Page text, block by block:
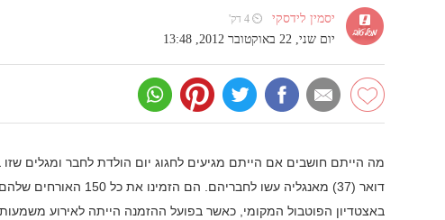
יסמין לידסקי ⏲ 4 דק'
יום שני, 22 באוקטובר 2012, 13:48
באצטדיון הפוטבול המקומי, כאשר בפועל ההזמנה הייתה לאירוע